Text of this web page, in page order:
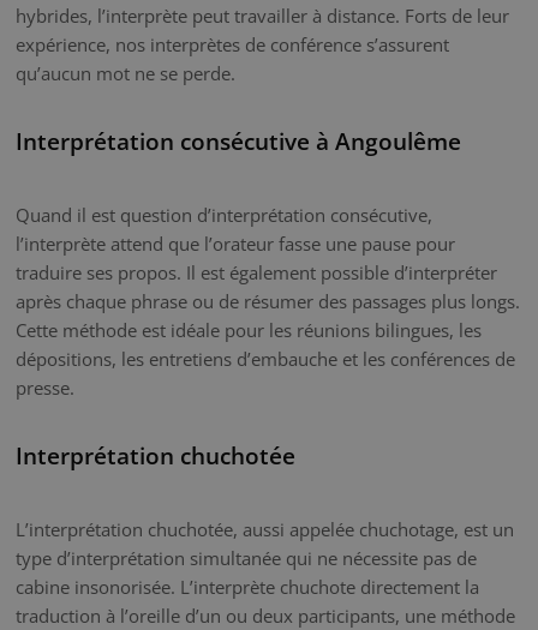
hybrides, l’interprète peut travailler à distance. Forts de leur
expérience, nos interprètes de conférence s’assurent
qu’aucun mot ne se perde.
Interprétation consécutive à Angoulême
Quand il est question d’interprétation consécutive,
l’interprète attend que l’orateur fasse une pause pour
traduire ses propos. Il est également possible d’interpréter
après chaque phrase ou de résumer des passages plus longs.
Cette méthode est idéale pour les réunions bilingues, les
dépositions, les entretiens d’embauche et les conférences de
presse.
Interprétation chuchotée
L’interprétation chuchotée, aussi appelée chuchotage, est un
type d’interprétation simultanée qui ne nécessite pas de
cabine insonorisée. L’interprète chuchote directement la
traduction à l’oreille d’un ou deux participants, une méthode